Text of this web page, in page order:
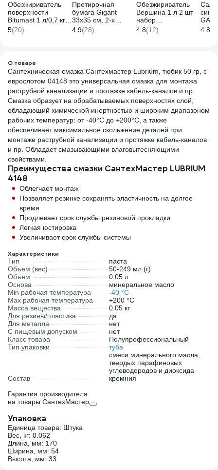
Обезжириватель
поверхности
Bitumast 1 л/0,7 кг
4607952901148
5(20)
Протирочная
бумага Gigant
33x35 см, 2-х
слойная, 1000
листов GPWR-33
4.9(28)
Обезжириватель
Вершина 1 л 2 шт
набор
ВИ4607019162116
4.8(12) 4.8
О товаре
Сантехническая смазка Сантехмастер Lubrium, тюбик 50 гр, с
еврослотом 04148 это универсальная смазка для монтажа
раструбной канализации и протяжке кабель-каналов и пр.
Смазка образует на обрабатываемых поверхностях слой,
обладающий химической инертностью и широким диапазоном
рабочих температур: от -40°C до +200°C, а также
обеспечивает максимальное скольжение деталей при
монтаже раструбной канализации и протяжке кабель-каналов
и пр. Обладает смазывающими влаговытесняющими
свойствами.
Преимущества смазки СантехМастер LUBRIUM
4148
Облегчает монтаж
Позволяет резинке сохранять эластичность на долгое
время
Продлевает срок службы резиновой прокладки
Легкая юстировка
Увеличивает срок службы системы
Характеристики
Тип
паста
Объем (вес)
50-249 мл (г)
Объем
0.05 л
Основа
минеральное масло
Min рабочая температура
-40 °С
Max рабочая температура
+200 °С
Масса вещества
0.05 кг
Для резины/пластика
да
Для металла
нет
С пищевым допуском
нет
Класс товара
Полупрофессиональный
Тип упаковки
туба
Состав
смеси минерального масла,
твердых парафиновых
углеводородов и диоксида
кремния
Гарантия производителя
на товары СантехМастер
Упаковка
Единица товара: Штука
Вес, кг: 0.062
Длина, мм: 170
Ширина, мм: 54
Высота, мм: 33